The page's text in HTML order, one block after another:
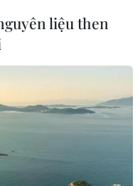
liệu then